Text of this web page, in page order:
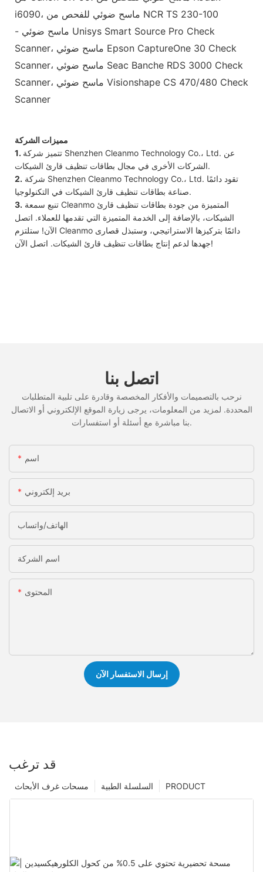
i6090، ماسح ضوئي للفحص من NCR TS 230-100
- ماسح ضوئي Unisys Smart Source Pro Check
Scanner، ماسح ضوئي Epson CaptureOne 30 Check
Scanner، ماسح ضوئي Seac Banche RDS 3000 Check
Scanner، ماسح ضوئي Visionshape CS 470/480 Check
Scanner
مميزات الشركة
1.
الشركات الأخرى في مجال بطاقات تنظيف قارئ الشيكات.
2.
صناعة بطاقات تنظيف قارئ الشيكات في التكنولوجيا.
3.
الشيكات، بالإضافة إلى الخدمة المتميزة التي تقدمها للعملاء. اتصل
الآن! ستلتزم Cleanmo دائمًا بتركيزها الاستراتيجي، وستبذل قصارى
جهدها لدعم إنتاج بطاقات تنظيف قارئ الشيكات. اتصل الآن!
اتصل بنا
نرحب بالتصميمات والأفكار المخصصة وقادرة على تلبية المتطلبات
المحددة. لمزيد من المعلومات، يرجى زيارة الموقع الإلكتروني أو الاتصال
بنا مباشرة مع أسئلة أو استفسارات.
اسم
بريد إلكتروني
الهاتف/واتساب
اسم الشركة
المحتوى
إرسال الاستفسار الآن
قد ترغب
PRODUCT السلسلة الطبية مسحات غرف الأبحاث